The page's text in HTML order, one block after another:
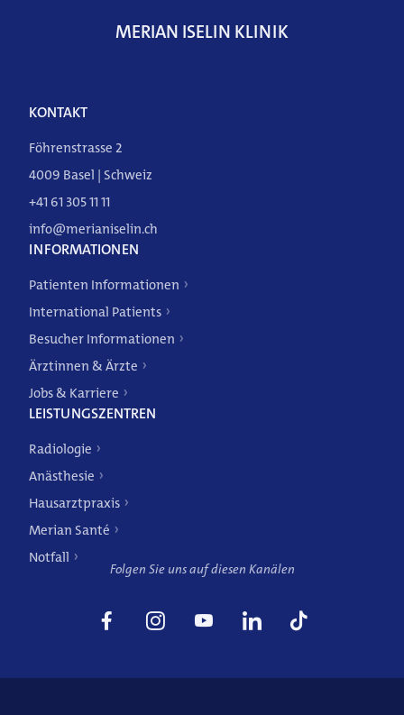
Weitere Angebote
MERIAN ISELIN KLINIK
KONTAKT
Föhrenstrasse 2
4009 Basel | Schweiz
+41 61 305 11 11
info@merianiselin.ch
INFORMATIONEN
Patienten Informationen
International Patients
Besucher Informationen
Ärztinnen & Ärzte
Jobs & Karriere
LEISTUNGSZENTREN
Radiologie
Anästhesie
Hausarztpraxis
Merian Santé
Notfall
Folgen Sie uns auf diesen Kanälen